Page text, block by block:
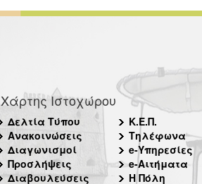
Χάρτης Ιστοχώρου
Δελτία Τύπου
Ανακοινώσεις
Διαγωνισμοί
Προσλήψεις
Διαβουλεύσεις
Κ.Ε.Π.
Τηλέφωνα
e-Υπηρεσίες
e-Αιτήματα
Η Πόλη